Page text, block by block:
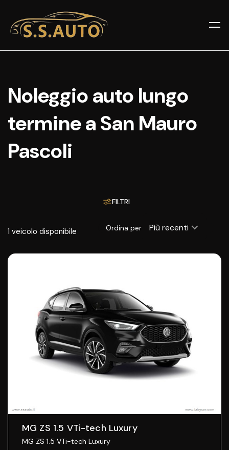
Noleggio auto lungo
termine a San Mauro
Pascoli
FILTRI
1 veicolo disponibile Ordina per Più recenti
MG ZS 1.5 VTi-tech Luxury
MG ZS 1.5 VTi-tech Luxury